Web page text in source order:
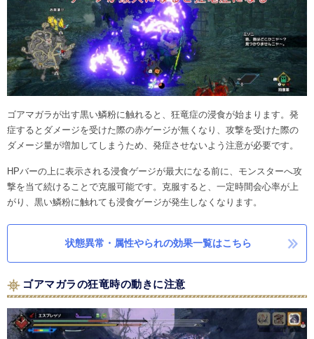
ゴアマガラが出す黒い鱗粉に触れると、狂竜症の浸食が始まります。発
症するとダメージを受けた際の赤ゲージが無くなり、攻撃を受けた際の
ダメージ量が増加してしまうため、発症させないよう注意が必要です。
HPバーの上に表示される浸食ゲージが最大になる前に、モンスターへ攻
撃を当て続けることで克服可能です。克服すると、一定時間会心率が上
がり、黒い鱗粉に触れても浸食ゲージが発生しなくなります。
状態異常・属性やられの効果一覧はこちら
ゴアマガラの狂竜時の動きに注意